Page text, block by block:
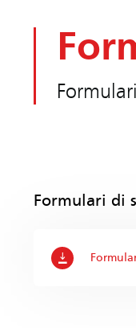
Formulari di